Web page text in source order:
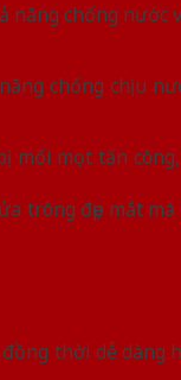
chống nước
chống chịu
mọt tấn
trông đẹp mắt
thời dễ dàng